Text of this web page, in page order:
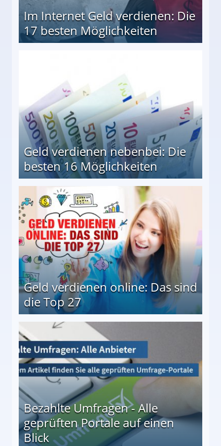
Im Internet Geld verdienen: Die
17 besten Möglichkeiten
Geld verdienen nebenbei: Die
besten 16 Möglichkeiten
Geld verdienen online: Das sind
die Top 27
Bezahlte Umfragen - Alle
geprüften Portale auf einen
Blick